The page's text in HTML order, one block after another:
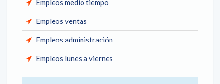
Empleos medio tiempo
Empleos ventas
Empleos administración
Empleos lunes a viernes